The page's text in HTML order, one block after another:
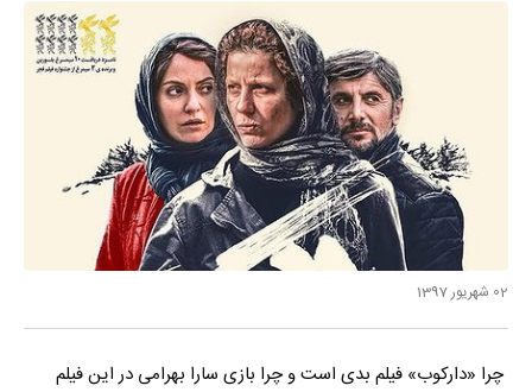
02 شهریور 1397
چرا «دارکوب» فیلم بدی است و چرا بازی سارا بهرامی در این فیلم